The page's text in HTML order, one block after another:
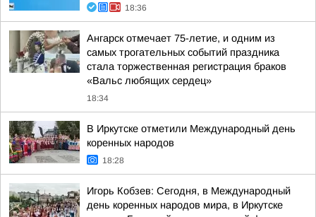
18:36
Ангарск отмечает 75-летие, и одним из
самых трогательных событий праздника
стала торжественная регистрация браков
«Вальс любящих сердец»
18:34
В Иркутске отметили Международный день
коренных народов
18:28
Игорь Кобзев: Сегодня, в Международный
день коренных народов мира, в Иркутске